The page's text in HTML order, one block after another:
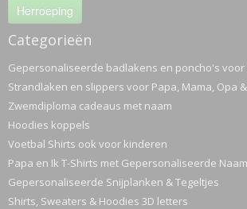
Herroeping
Categorieën
Gepersonaliseerde badlakens en poncho's
Strandlaken en slippers voor Papa, Mama, Opa
Zwemdiploma cadeaus met naam
Hoodies koppels
Voetbal Shirts ook voor kinderen
Papa en Ik T-Shirts met Gepersonaliseerde
Gepersonaliseerde Snijplanken & Tegeltjes
Shirts, Sweaters & Hoodies 3D letters